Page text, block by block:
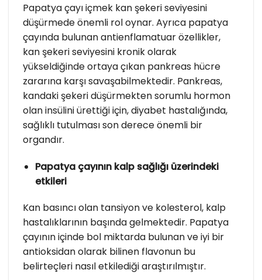
Papatya çayı içmek kan şekeri seviyesini
düşürmede önemli rol oynar. Ayrıca papatya
çayında bulunan antienflamatuar özellikler,
kan şekeri seviyesini kronik olarak
yükseldiğinde ortaya çıkan pankreas hücre
zararına karşı savaşabilmektedir. Pankreas,
kandaki şekeri düşürmekten sorumlu hormon
olan insülini ürettiği için, diyabet hastalığında,
sağlıklı tutulması son derece önemli bir
organdır.
Papatya çayının kalp sağlığı üzerindeki
etkileri
Kan basıncı olan tansiyon ve kolesterol, kalp
hastalıklarının başında gelmektedir. Papatya
çayının içinde bol miktarda bulunan ve iyi bir
antioksidan olarak bilinen flavonun bu
belirteçleri nasıl etkilediği araştırılmıştır.